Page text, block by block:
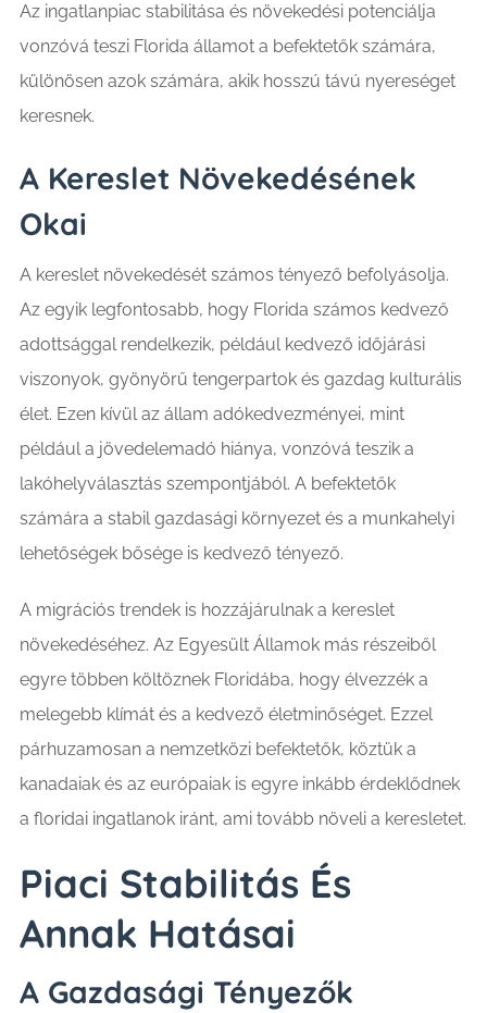
Az ingatlanpiac stabilitása és növekedési potenciálja
vonzóvá teszi Florida államot a befektetők számára,
különösen azok számára, akik hosszú távú nyereséget
keresnek.
A Kereslet Növekedésének
Okai
A kereslet növekedését számos tényező befolyásolja.
Az egyik legfontosabb, hogy Florida számos kedvező
adottsággal rendelkezik, például kedvező időjárási
viszonyok, gyönyörű tengerpartok és gazdag kulturális
élet. Ezen kívül az állam adókedvezményei, mint
például a jövedelemadó hiánya, vonzóvá teszik a
lakóhelyválasztás szempontjából. A befektetők
számára a stabil gazdasági környezet és a munkahelyi
lehetőségek bősége is kedvező tényező.
A migrációs trendek is hozzájárulnak a kereslet
növekedéséhez. Az Egyesült Államok más részeiből
egyre többen költöznek Floridába, hogy élvezzék a
melegebb klímát és a kedvező életminőséget. Ezzel
párhuzamosan a nemzetközi befektetők, köztük a
kanadaiak és az európaiak is egyre inkább érdeklődnek
a floridai ingatlanok iránt, ami tovább növeli a keresletet.
Piaci Stabilitás És
Annak Hatásai
A Gazdasági Tényezők